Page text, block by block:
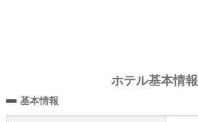
ホテル基本情報
基本情報